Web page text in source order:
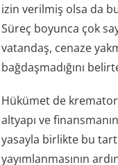
izin verilmiş olsa da
Süreç boyunca çok
vatandaş, cenaze
bağdaşmadığını
Hükümet de
altyapı ve
yasayla birlikte bu
yayımlanmasının